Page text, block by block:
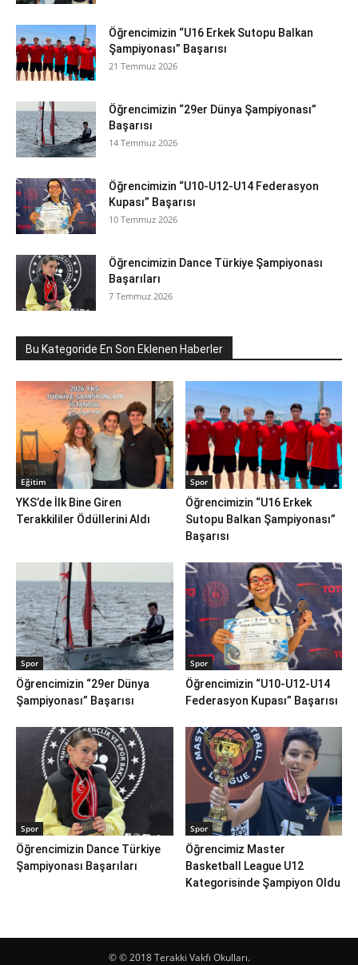
Öğrencimizin “U16 Erkek Sutopu Balkan
Şampiyonası” Başarısı
21 Temmuz 2026
Öğrencimizin “29er Dünya Şampiyonası”
Başarısı
14 Temmuz 2026
Öğrencimizin “U10-U12-U14 Federasyon
Kupası” Başarısı
10 Temmuz 2026
Öğrencimizin Dance Türkiye Şampiyonası
Başarıları
7 Temmuz 2026
Bu Kategoride En Son Eklenen Haberler
Eğitim
YKS’de İlk Bine Giren
Terakkililer Ödüllerini Aldı
Spor
Öğrencimizin “U16 Erkek
Sutopu Balkan Şampiyonası”
Başarısı
Spor
Öğrencimizin “29er Dünya
Şampiyonası” Başarısı
Spor
Öğrencimizin “U10-U12-U14
Federasyon Kupası” Başarısı
Spor
Öğrencimizin Dance Türkiye
Şampiyonası Başarıları
Spor
Öğrencimiz Master
Basketball League U12
Kategorisinde Şampiyon Oldu
© © 2018 Terakki Vakfı Okulları.